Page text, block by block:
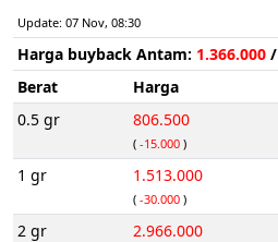
Update: 07 Nov, 08:30
Harga buyback Antam: 1.366.000
Berat Harga
0.5 gr
806.500
( -15.000 )
1 gr 1.513.000
( -30.000 )
2 gr 2.966.000